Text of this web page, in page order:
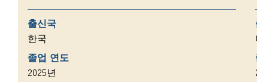
출신국
한국
졸업 연도
2025년